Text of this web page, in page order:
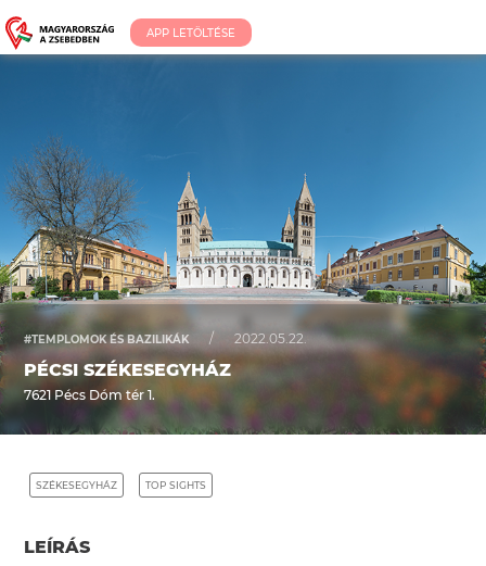
APP LETÖLTÉSE
#TEMPLOMOK ÉS BAZILIKÁK / 2022.05.22.
PÉCSI SZÉKESEGYHÁZ
7621 Pécs Dóm tér 1.
SZÉKESEGYHÁZ TOP SIGHTS
LEÍRÁS